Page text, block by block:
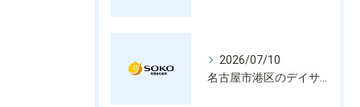
2026/07/10